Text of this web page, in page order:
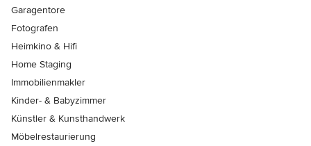
Garagentore
Fotografen
Heimkino & Hifi
Home Staging
Immobilienmakler
Kinder- & Babyzimmer
Künstler & Kunsthandwerk
Möbelrestaurierung